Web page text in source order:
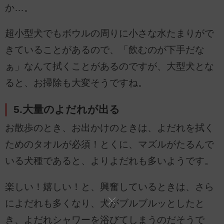
か…。
超小型犬でもボウルの周りに小さな水たまりがで
きていることがあるので、「飲むのが下手だな
ぁ」なんて拭くことがあるのですが、大型犬とな
ると、お掃除も大変そうですね。
5.大量のよだれが出る
お散歩のとき、お出かけのときは、よだれを拭く
ためのタオルが必須！とくに、マズルがたるんで
いる犬種であると、よりよだれも多いようです。
楽しい！嬉しい！と、興奮しているときは、さら
によだれも多くなり、犬がブルブルッとしたと
き、よだれシャワーを浴びてしまうのだそうで